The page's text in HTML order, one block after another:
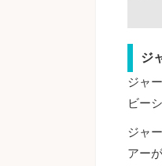
ジ
ジャ
ビー
ジャ
アー